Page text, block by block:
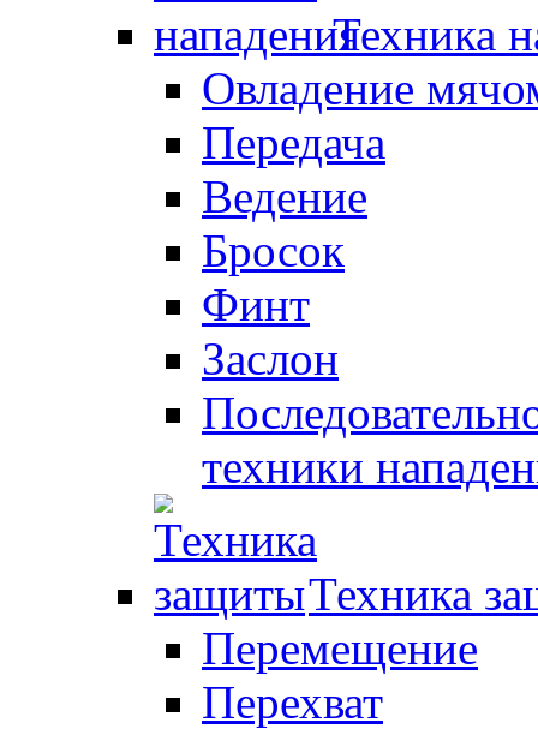
Техника
Овладение
Передача
Ведение
Бросок
Финт
Заслон
техники
Техника
Перемещение
Перехват